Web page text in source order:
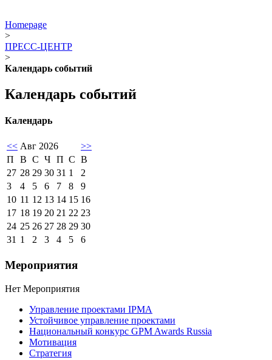
Homepage
>
ПРЕСС-ЦЕНТР
>
Календарь событий
Календарь событий
Календарь
<< Авг 2026
>>
П
В С Ч П С В
27 28 29 30 31 1
2
3
4 5 6 7 8
9
10 11 12 13 14 15 16
17 18 19 20 21 22 23
24 25 26 27 28 29 30
31 1 2 3 4 5 6
Мероприятия
Нет Мероприятия
Управление проектами IPMA
Устойчивое управление проектами
Национальный конкурс GPM Awards Russia
Мотивация
Стратегия